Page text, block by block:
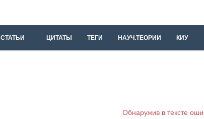
СТАТЬИ ЦИТАТЫ ТЕГИ НАУЧ.ТЕОРИИ КИУ
Обнаружив в тексте